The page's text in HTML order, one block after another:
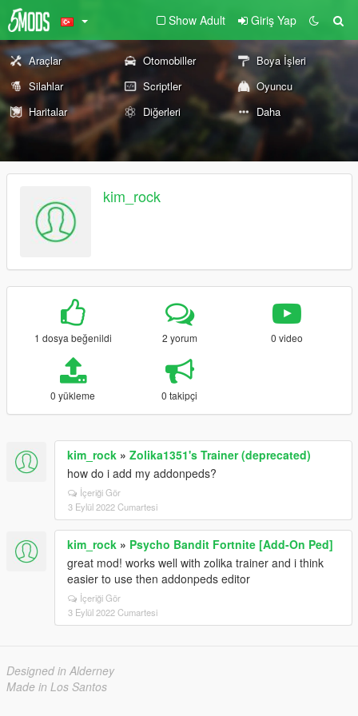
Show Adult Giriş Yap
Araçlar Otomobiller
Boya İşleri
Silahlar
Scriptler
Oyuncu
Haritalar
Diğerleri Daha
kim_rock
1 dosya beğenildi 2 yorum 0 video
0 yükleme 0 takipçi
kim_rock » Zolika1351's Trainer (deprecated)
how do i add my addonpeds?
İçeriği Gör
3 Eylül 2022 Cumartesi
kim_rock » Psycho Bandit Fortnite [Add-On Ped]
great mod! works well with zolika trainer and i think
easier to use then addonpeds editor
İçeriği Gör
3 Eylül 2022 Cumartesi
Designed in Alderney
Made in Los Santos